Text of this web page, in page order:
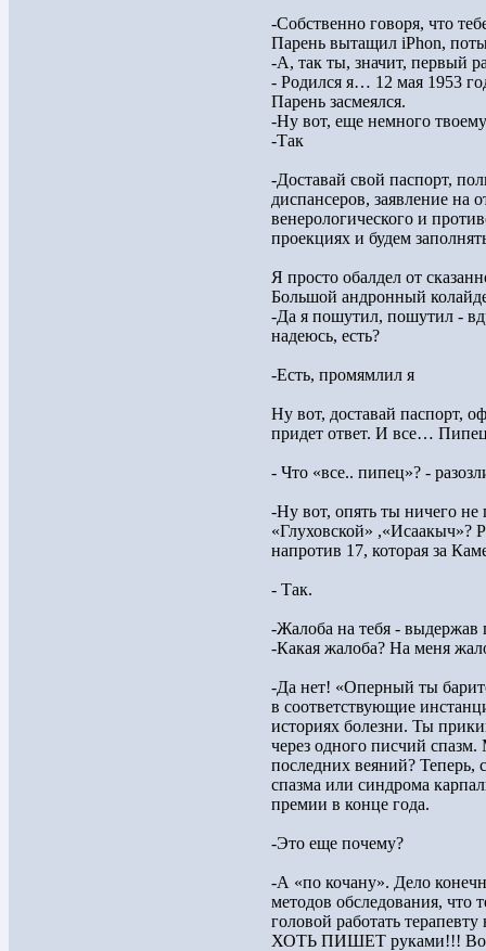
-Собственно говоря, что
Парень вытащил iPhon,
-А, так ты, значит, первый
- Родился я… 12 мая 1953
Парень засмеялся.
-Ну вот, еще немного
-Так
-Доставай свой паспорт,
диспансеров, заявление
венерологического и
проекциях и будем
Я просто обалдел от
Большой андронный
-Да я пошутил, пошутил -
надеюсь, есть?
-Есть, промямлил я
Ну вот, доставай паспорт,
придет ответ. И все…
- Что «все.. пипец»? -
-Ну вот, опять ты ничего не
«Глуховской» ,«Исаакыч»?
напротив 17, которая за
- Так.
-Жалоба на тебя - выдержав
-Какая жалоба? На меня
-Да нет! «Оперный ты
в соответствующие
историях болезни. Ты
через одного писчий
последних веяний? Теперь,
спазма или синдрома
премии в конце года.
-Это еще почему?
-А «по кочану». Дело
методов обследования, что
головой работать
ХОТЬ ПИШЕТ руками!!! Вот и